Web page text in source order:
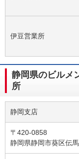
伊豆営業所
静岡県のビルメ
所
静岡支店
〒420-0858
静岡県静岡市葵区伝